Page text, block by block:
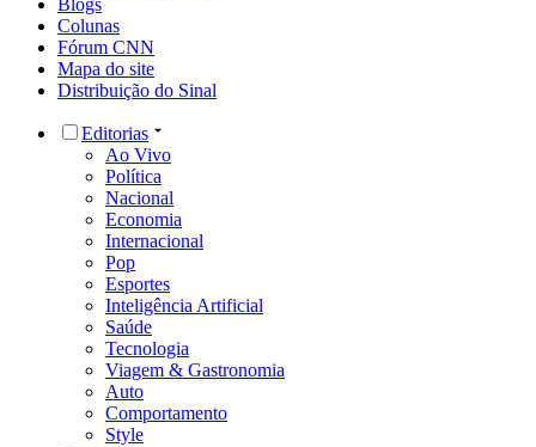
Blogs
Colunas
Fórum CNN
Mapa do site
Distribuição do Sinal
Editorias
Ao Vivo
Política
Nacional
Economia
Internacional
Pop
Esportes
Inteligência Artificial
Saúde
Tecnologia
Viagem & Gastronomia
Auto
Comportamento
Style